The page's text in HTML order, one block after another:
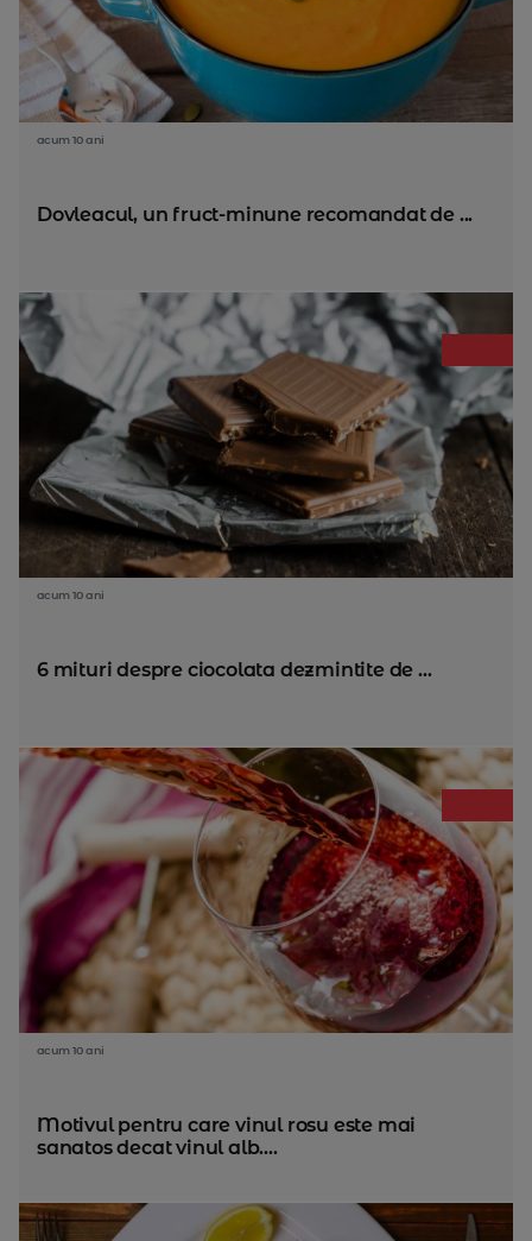
acum 10 ani
Dovleacul, un fruct-minune recomandat de ...
acum 10 ani
6 mituri despre ciocolata dezmintite de ...
acum 10 ani
Motivul pentru care vinul rosu este mai
sanatos decat vinul alb....